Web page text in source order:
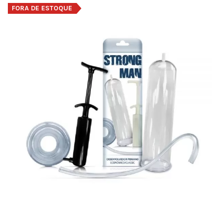
FORA DE ESTOQUE